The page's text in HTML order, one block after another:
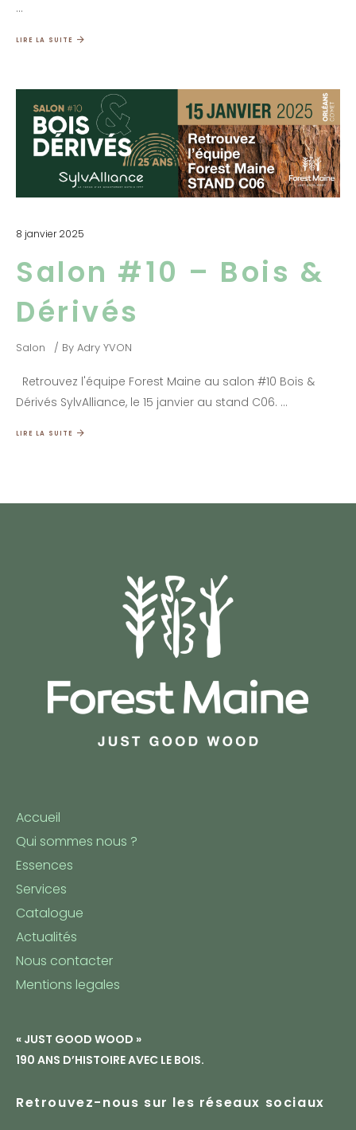
LIRE LA SUITE
8 janvier 2025
Salon #10 – Bois &
Dérivés
Salon By Adry YVON
Retrouvez l'équipe Forest Maine au salon #10 Bois &
Dérivés SylvAlliance, le 15 janvier au stand C06.
LIRE LA SUITE
Accueil
Qui sommes nous ?
Essences
Services
Catalogue
Actualités
Nous contacter
Mentions legales
« JUST GOOD WOOD »
190 ANS D’HISTOIRE AVEC LE BOIS.
Retrouvez-nous sur les réseaux sociaux